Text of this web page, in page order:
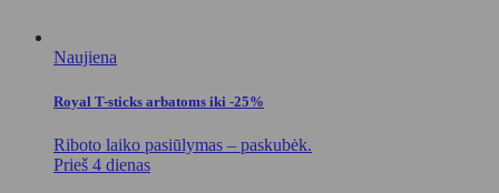
Naujiena
Royal T-sticks arbatoms iki -25%
Riboto laiko pasiūlymas – paskubėk.
Prieš 4 dienas